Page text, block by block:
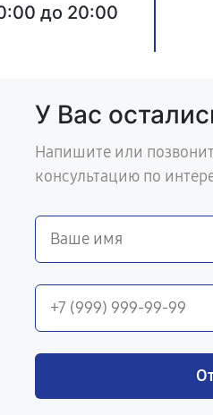
до 20:00
У Вас
Напишите или
консультацию по